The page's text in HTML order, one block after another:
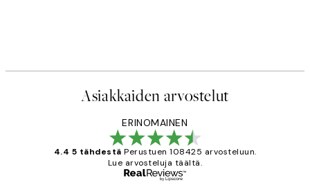
Asiakkaiden arvostelut
ERINOMAINEN
4.4 5 tähdestä Perustuen 108425 arvosteluun.
Lue arvosteluja täältä.